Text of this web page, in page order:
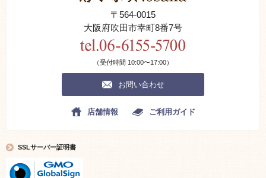
〒564-0015
大阪府吹田市幸町8番7号
（受付時間 10:00〜17:00）
お問い合わせ
店舗情報 ご利用ガイド
SSLサーバー証明書